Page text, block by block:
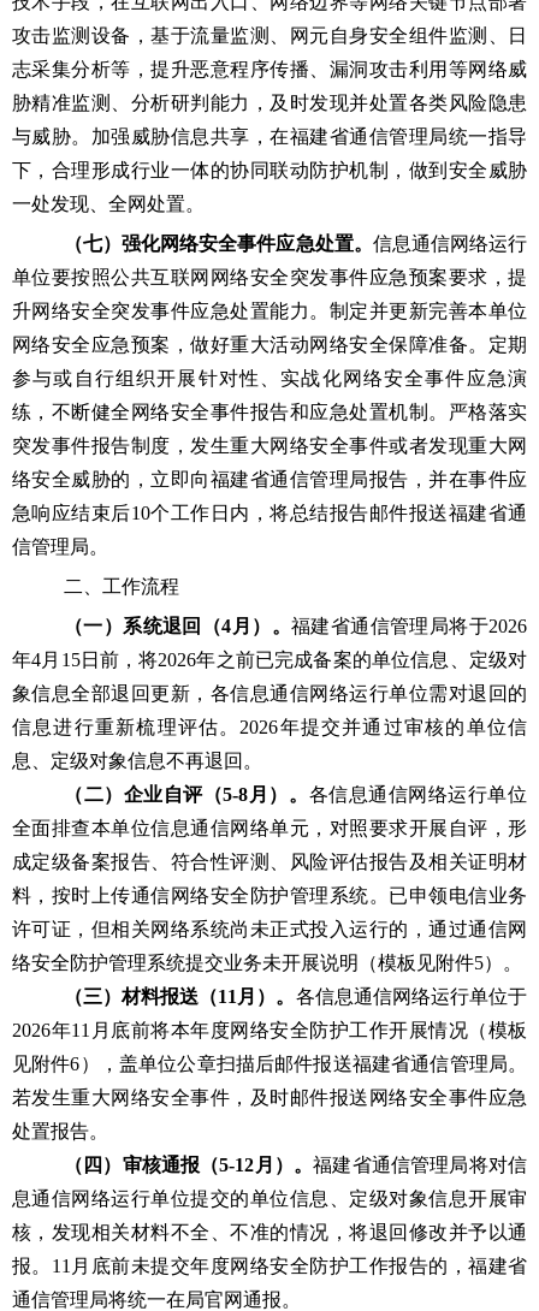
攻击监测设备，基于流量监测、网元自身安全组件监测、日
志采集分析等，提升恶意程序传播、漏洞攻击利用等网络威
胁精准监测、分析研判能力，及时发现并处置各类风险隐患
与威胁。 加强威胁信息共享，在福建省通信管理局统一指导
下，合理形成行业一体的协同联动防护机制，做到安全威胁
一处发现、全网处置。
（七）强化网络安全事件应急处置。 信息通信网络运行
单位要按照公共互联网网络安全突发事件应急预案要求，提
升网络安全突发事件应急处置能力。制定并更新完善本单位
网络安全应急预案，做好重大活动网络安全保障准备。定期
参与或自行组织开展针对性、实战化网络安全事件应急演
练，不断健全网络安全事件报告和应急处置机制。严格落实
突发事件报告制度，发生重大网络安全事件或者发现重大网
络安全威胁的，立即向福建省通信管理局报告，并在事件应
急响应结束后10个工作日内，将总结报告邮件报送福建省通
信管理局。
二
、工作流程
（一）系统退回（4月）。 福建省通信管理局将于2026
年4月 15日前，将2026年之前已完成备案的单位信息、定级对
象信息全部退回更新 ，各信息通信网络运行单位需对退回的
信息进行重新梳理评估。 2026年提交并通过审核的单位信
息、定级对象信息不再退回。
（二）企业自评（5-8月）。 各信息通信网络运行单位
全面排查本单位信息通信网络单元，对照要求开展自评，形
成定级备案报告、符合性评测、风险评估报告及相关证明材
料，按时上传通信网络安全防护管理系统。已申领电信业务
许可证，但相关网络系统尚未正式投入运行的，通过通信网
络安全防护管理系统提交业务未开展说明（模板见附件5）。
（三）材料报送（11月）。 各信息通信网络运行单位于
2026年11月底前将本年度网络安全防护工作开展情况（模板
见附件6），盖单位公章扫描后邮件报送福建省通信管理局。
若发生重大网络安全事件，及时邮件报送网络安全事件应急
处置报告。
（四）审核通报（5-12月）。福建省通信管理局将对信
息通信网络运行单位提交的单位信息、定级对象信息开展审
核，发现相关材料不全、不准的情况，将退回修改并予以通
报。 11月底前未提交年度网络安全防护工作报告的，福建省
通信管理局将统一在局官网通报。